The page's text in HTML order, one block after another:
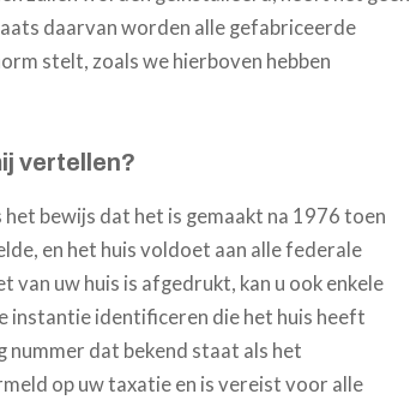
daarvan worden alle gefabriceerde
stelt, zoals we hierboven hebben
vertellen?
bewijs dat het is gemaakt na 1976 toen
en het huis voldoet aan alle federale
van uw huis is afgedrukt, kan u ook enkele
instantie identificeren die het huis heeft
nummer dat bekend staat als het
op uw taxatie en is vereist voor alle